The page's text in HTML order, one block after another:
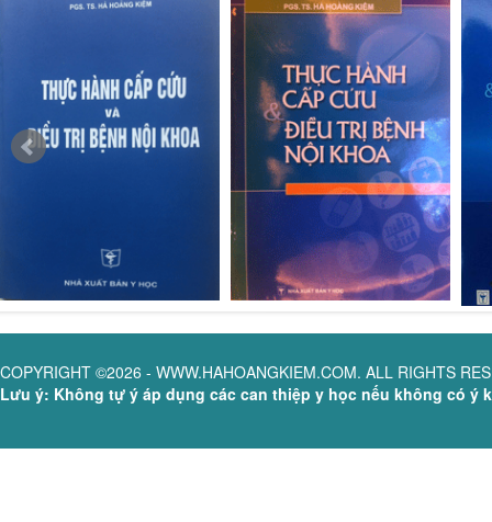
COPYRIGHT ©2026 - WWW.HAHOANGKIEM.COM. ALL RIGHTS
Lưu ý: Không tự ý áp dụng các can thiệp y học nếu không có ý